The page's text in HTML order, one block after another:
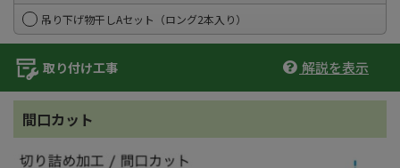
吊り下げ物干しAセット（ロング2本入り）
取り付け工事 解説を表示
間口カット